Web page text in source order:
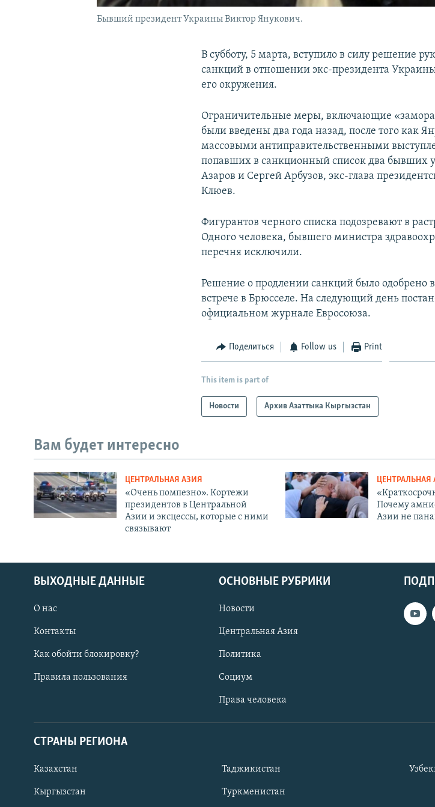
Бывший президент Украины Виктор Янукович.
В субботу, 5 марта, вступило в силу решение
санкций в отношении экс-президента
его окружения.
Ограничительные меры, включающие
были введены два года назад, после того как
массовыми антиправительственными
попавших в санкционный список два бывших
Азаров и Сергей Арбузов, экс-глава
Клюев.
Фигурантов черного списка подозревают в
Одного человека, бывшего министра
перечня исключили.
Решение о продлении санкций было одобрено
встрече в Брюсселе. На следующий день
официальном журнале Евросоюза.
Поделиться Follow us Print
This item is part of
Новости Архив Азаттыка Кыргызстан
Вам будет интересно
ЦЕНТРАЛЬНАЯ АЗИЯ
«Очень помпезно». Кортежи
президентов в Центральной
Азии и эксцессы, которые с ними
связывают
ЦЕНТРАЛЬНАЯ
Почему
Азии не
ВЫХОДНЫЕ ДАННЫЕ
О нас
Контакты
Как обойти блокировку?
Правила пользования
ОСНОВНЫЕ РУБРИКИ
Новости
Центральная Азия
Политика
Социум
Права человека
СТРАНЫ РЕГИОНА
Казахстан
Кыргызстан
Таджикистан
Туркменистан